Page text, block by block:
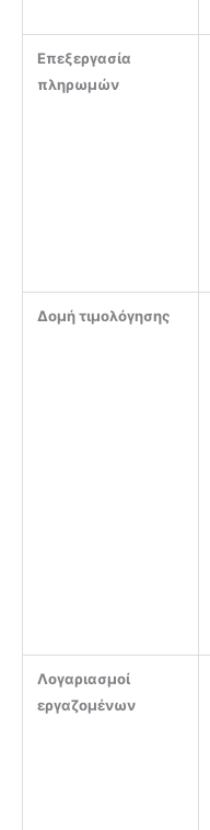
Επεξεργασία
πληρωμών
Δομή τιμολόγησης
Λογαριασμοί
εργαζομένων